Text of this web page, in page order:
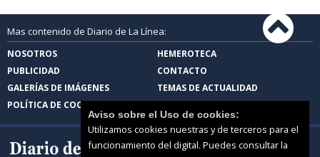
Mas contenido de Diario de La Línea:
NOSOTROS
HEMEROTECA
PUBLICIDAD
CONTACTO
GALERÍAS DE IMÁGENES
TEMAS DE ACTUALIDAD
POLÍTICA DE COOKIES
Aviso sobre el Uso de cookies:
Utilizamos cookies nuestras y de terceros para el
funcionamiento del digital. Puedes consultar la